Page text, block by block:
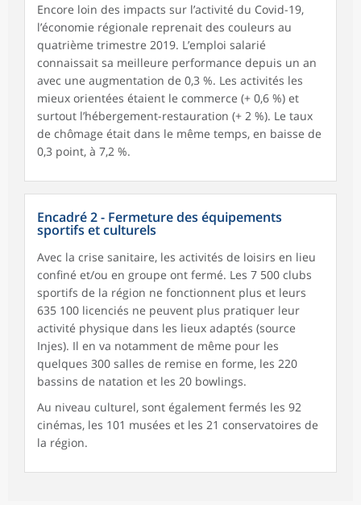
Encore loin des impacts sur l’activité du Covid-19,
l’économie régionale reprenait des couleurs au
quatrième trimestre 2019. L’emploi salarié
connaissait sa meilleure performance depuis un an
avec une augmentation de 0,3 %. Les activités les
mieux orientées étaient le commerce (+ 0,6 %) et
surtout l’hébergement-restauration (+ 2 %). Le taux
de chômage était dans le même temps, en baisse de
0,3 point, à 7,2 %.
Encadré 2 - Fermeture des équipements
sportifs et culturels
Avec la crise sanitaire, les activités de loisirs en lieu
confiné et/ou en groupe ont fermé. Les 7 500 clubs
sportifs de la région ne fonctionnent plus et leurs
635 100 licenciés ne peuvent plus pratiquer leur
activité physique dans les lieux adaptés (source
Injes). Il en va notamment de même pour les
quelques 300 salles de remise en forme, les 220
bassins de natation et les 20 bowlings.
Au niveau culturel, sont également fermés les 92
cinémas, les 101 musées et les 21 conservatoires de
la région.